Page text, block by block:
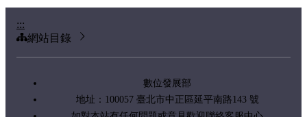
:::
網站目錄
數位發展部
地址：100057 臺北市中正區延平南路143 號